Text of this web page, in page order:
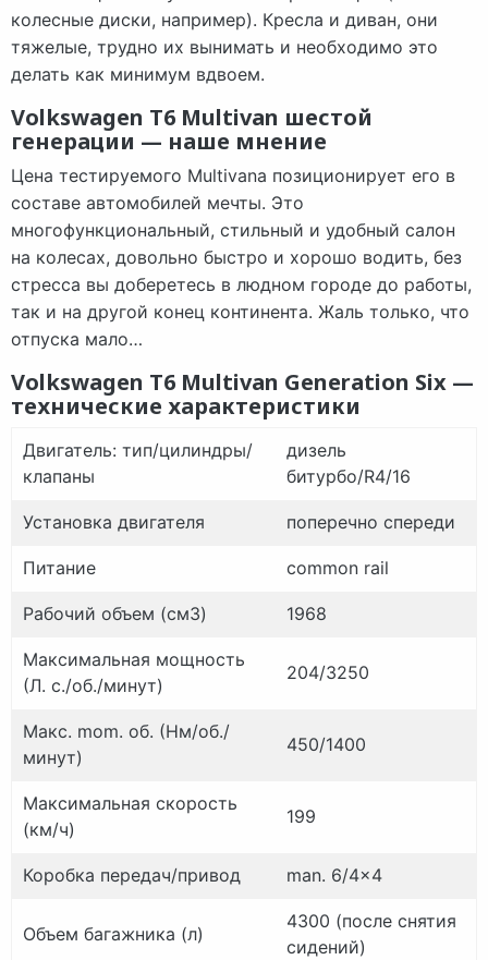
колесные диски, например). Кресла и диван, они
тяжелые, трудно их вынимать и необходимо это
делать как минимум вдвоем.
Volkswagen T6 Multivan шестой
генерации — наше мнение
Цена тестируемого Multivana позиционирует его в
составе автомобилей мечты. Это
многофункциональный, стильный и удобный салон
на колесах, довольно быстро и хорошо водить, без
стресса вы доберетесь в людном городе до работы,
так и на другой конец континента. Жаль только, что
отпуска мало…
Volkswagen T6 Multivan Generation Six —
технические характеристики
Двигатель: тип/цилиндры/
клапаны
дизель
битурбо/R4/16
Установка двигателя поперечно спереди
Питание common rail
Рабочий объем (см3) 1968
Максимальная мощность
(Л. с./об./минут)
204/3250
Макс. mom. об. (Нм/об./
минут)
450/1400
Максимальная скорость
(км/ч)
199
Коробка передач/привод man. 6/4×4
Объем багажника (л)
4300 (после снятия
сидений)